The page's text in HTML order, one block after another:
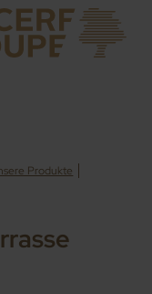
Produkte